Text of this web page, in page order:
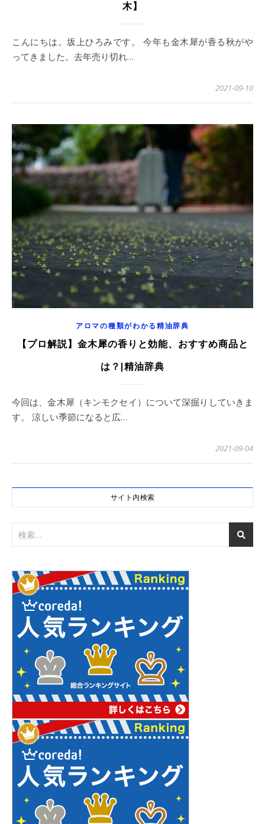
木】
こんにちは。坂上ひろみです。 今年も金木犀が香る秋がや
ってきました。去年売り切れ…
2021-09-10
アロマの種類がわかる精油辞典
【プロ解説】金木犀の香りと効能、おすすめ商品と
は？|精油辞典
今回は、金木犀（キンモクセイ）について深掘りしていきま
す。 涼しい季節になると広…
2021-09-04
サイト内検索